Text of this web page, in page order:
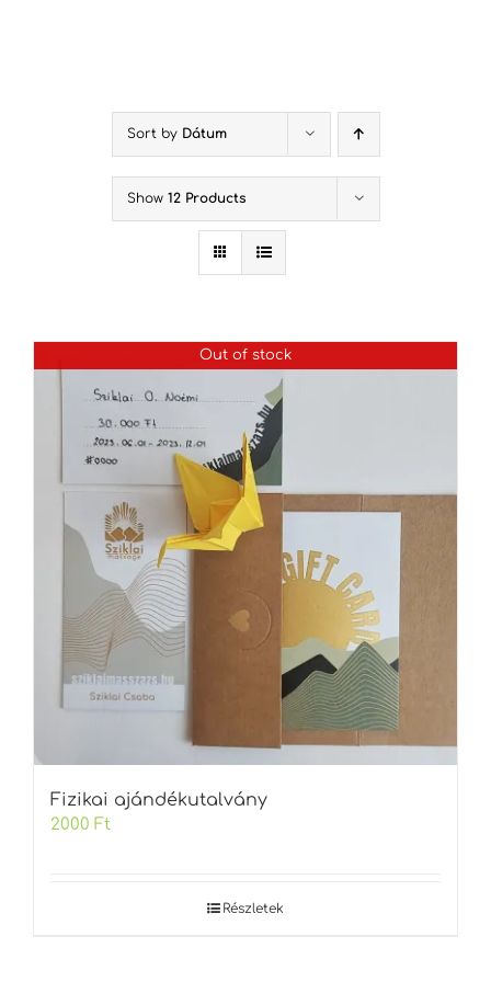
Sort by Dátum
Show 12 Products
Out of stock
Fizikai ajándékutalvány
2000 Ft
Részletek